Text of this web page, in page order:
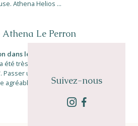
Athena Helios ...
Le Perron
dans les ardennes
été très chaleureux ! Nous avons utilisé
Passer une nuit au Perron en moto était
agréable ...
Suivez-nous